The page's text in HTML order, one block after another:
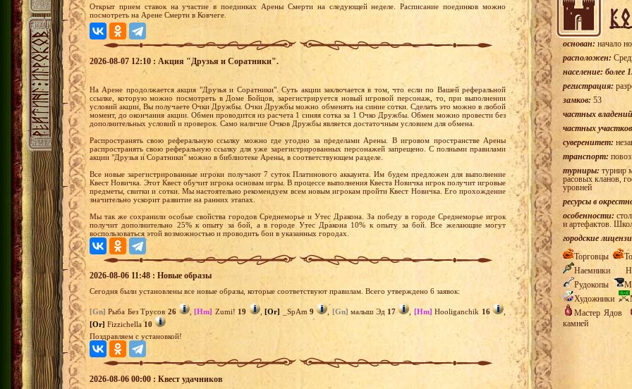
Открыт прием ставок на участие в поединках Арены Смерти на следующей неделе. Расписание поединков можно
посмотреть на Арене Смерти в Ковчеге.
2026-08-07 12:10 : Акция "Друзья и Соратники".
На Арене продолжается акция "Друзья и Соратники". Суть акции заключается в том, что если по Вашей реферальной
ссылке, которую можно посмотреть в Доме Бойцов, зарегистрируется новый игровой персонаж, то, при выполнении
условий акции, Вы получаете Очки Дружбы. Очки Дружбы можно обменять на синие сотки. Сделать это можно в любой
момент, до окончания акции. Обмен проводится из расчета 1 синяя сотка за 1 Очко Дружбы. Обмен можно провести без
дополнительных условий и проверок. Само наличие Очков Дружбы является достаточным условием для обмена.
Распространять свою реферальную ссылку можно где угодно за пределами Арены. В игровом пространстве Арены
распространять свою реферальную ссылку для уже зарегистрированных персонажей запрещено. С полными правилами
акции "Друзья и Соратники" можно в библиотеке Арены, в соответствующем разделе.
Все новые зарегистрированные игроки получают 7 суток Платинового аккаунта. Им будем предложен для выполнение
Квест Новичка. Этот Квест обучит игрока основам игры. В процессе выполнения Квеста Новичка игрок получит игровые
предметы, свитки и сотки. Мы настоятельно рекомендуем всем новым игрокам пройти Квест Новичка. Его прохождение
значительно ускорит развитие на ранних этапах.
Мы так же сохранили особые свойства городов Среднеморье и Утес Дракона. За победу в городе Среднеморье игрок
получит дополнительно 25% к опыту за бой, а в городе Утес Дракона 10% к опыту за бой. Все желающие могут
воспользоваться этой возможностью и проводить бои в указанных городах.
2026-08-06 11:48 : Новые образы
Сегодня были установлены все новые образы, которые соответствуют правилам. Всего утверждено 6 заявок:
[Gn] Рыба Без Трусов 26 , [Hm] Zumi! 19 , [Or] _SpAm 9 , [Gn] малыш Эд 17 , [Hm] Hooliganchik 16
,
[Or] Fizzichella10
Поздравляем с установкой!
2026-08-06 00:00 : Квест удачников
основан: начало
расположен:
население: более
регистрация:
замков: 53
частных
частных
суверенитет:
транспорт:
турниры: турнир
расовых кланов,
уровней
ресурсы в
особенности:
и артефактов.
городские
Торговцы
Наемники
Рудокопы
Художники
Мастер Ядов
камней